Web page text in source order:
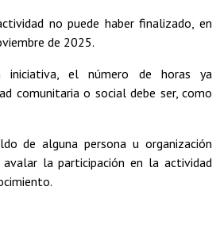
no puede haber finalizado, en
de 2025.
el número de horas ya
comunitaria o social debe ser, como
de alguna persona u organización
avalar la participación en la actividad